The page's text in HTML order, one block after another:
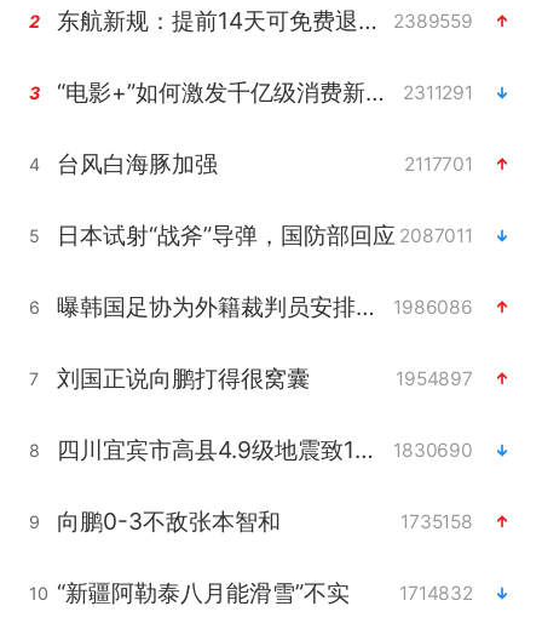
2 东航新规：提前14天可免费退改签 2389559
3 “电影+”如何激发千亿级消费新活力？ 2311291
4 台风白海豚加强 2117701
5 日本试射“战斧”导弹，国防部回应 2087011
6 曝韩国足协为外籍裁判员安排色情招待 1986086
7 刘国正说向鹏打得很窝囊 1954897
8 四川宜宾市高县4.9级地震致1人死亡 1830690
9 向鹏0-3不敌张本智和 1735158
10 “新疆阿勒泰八月能滑雪”不实 1714832